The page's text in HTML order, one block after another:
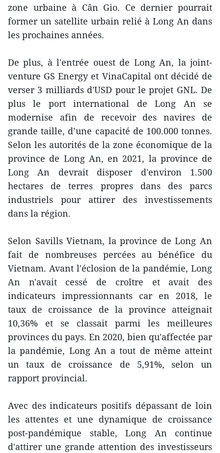
zone urbaine à Cân Gio. Ce dernier pourrait
former un satellite urbain relié à Long An dans
les prochaines années.
De plus, à l'entrée ouest de Long An, la joint-
venture GS Energy et VinaCapital ont décidé de
verser 3 milliards d'USD pour le projet GNL. De
plus le port international de Long An se
modernise afin de recevoir des navires de
grande taille, d’une capacité de 100.000 tonnes.
Selon les autorités de la zone économique de la
province de Long An, en 2021, la province de
Long An devrait disposer d'environ 1.500
hectares de terres propres dans des parcs
industriels pour attirer des investissements
dans la région.
Selon Savills Vietnam, la province de Long An
fait de nombreuses percées au bénéfice du
Vietnam. Avant l'éclosion de la pandémie, Long
An n'avait cessé de croître et avait des
indicateurs impressionnants car en 2018, le
taux de croissance de la province atteignait
10,36% et se classait parmi les meilleures
provinces du pays. En 2020, bien qu'affectée par
la pandémie, Long An a tout de même atteint
un taux de croissance de 5,91%, selon un
rapport provincial.
Avec des indicateurs positifs dépassant de loin
les attentes et une dynamique de croissance
post-pandémique stable, Long An continue
d'attirer une grande attention des investisseurs